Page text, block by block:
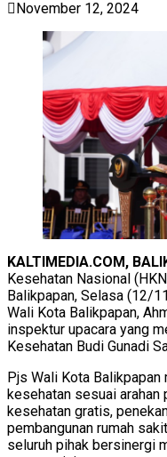
November 12, 2024
KALTIMEDIA.COM,
Kesehatan Nasional
Balikpapan, Selasa (12/
Wali Kota Balikpapan,
inspektur upacara yang
Kesehatan Budi Gunadi
Pjs Wali Kota
kesehatan sesuai
kesehatan gratis,
pembangunan rumah
seluruh pihak bersinergi